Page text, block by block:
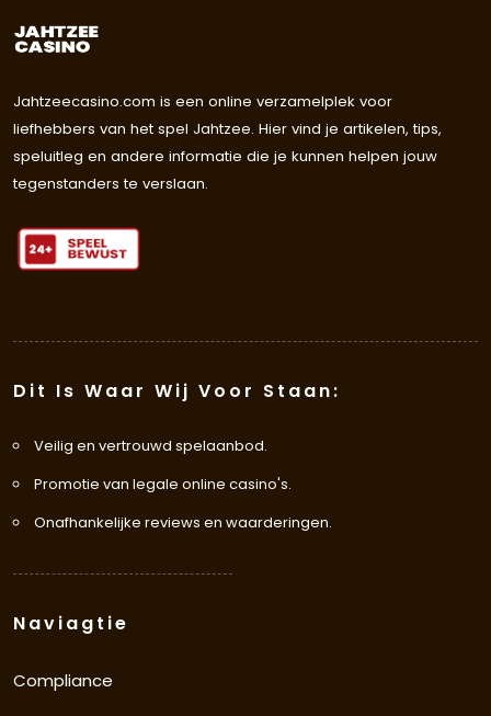
Jahtzeecasino.com is een online verzamelplek voor
liefhebbers van het spel Jahtzee. Hier vind je artikelen, tips,
speluitleg en andere informatie die je kunnen helpen jouw
tegenstanders te verslaan.
Dit Is Waar Wij Voor Staan:
Veilig en vertrouwd spelaanbod.
Promotie van legale online casino's.
Onafhankelijke reviews en waarderingen.
Naviagtie
Compliance